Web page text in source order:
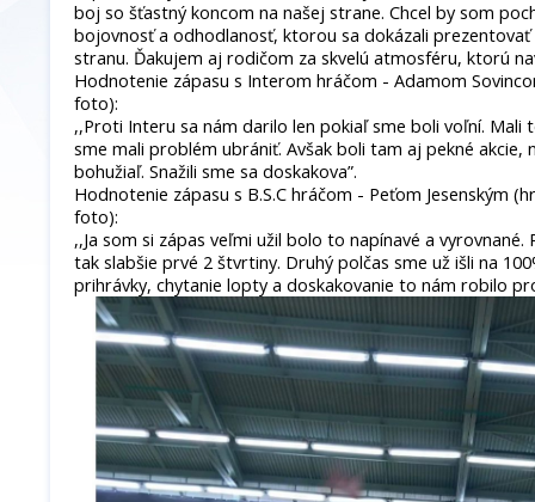
boj so šťastný koncom na našej strane. Chcel by som
bojovnosť a odhodlanosť, ktorou sa dokázali
stranu. Ďakujem aj rodičom za skvelú atmosféru, ktorú
Hodnotenie zápasu s Interom hráčom - Adamom
foto):
,,Proti Interu sa nám darilo len pokiaľ sme boli voľní. Mali
sme mali problém ubrániť. Avšak boli tam aj pekné akcie,
bohužiaľ. Snažili sme sa doskakova”.
Hodnotenie zápasu s B.S.C hráčom - Peťom Jesenským
foto):
,,Ja som si zápas veľmi užil bolo to napínavé a vyrovnané.
tak slabšie prvé 2 štvrtiny. Druhý polčas sme už išli na
prihrávky, chytanie lopty a doskakovanie to nám robilo